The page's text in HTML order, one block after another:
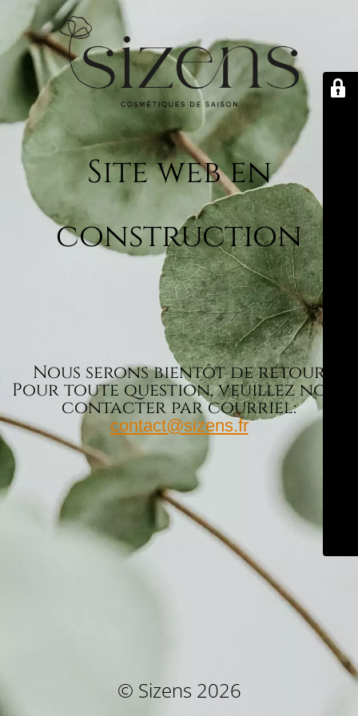
Site web en
construction
Nous serons bientôt de retour
Pour toute question, veuillez nous
contacter par courriel:
contact@sizens.fr
© Sizens 2026